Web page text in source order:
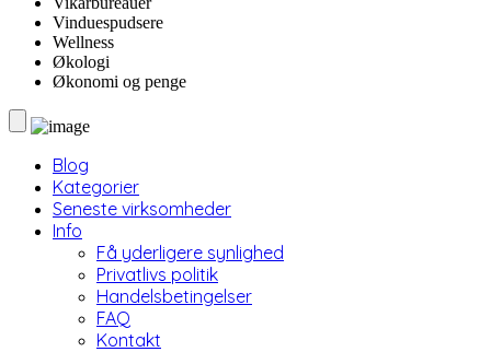
Vinduespudsere
Wellness
Økologi
Økonomi og penge
Blog
Kategorier
Seneste virksomheder
Info
Få yderligere synlighed
Privatlivs politik
Handelsbetingelser
FAQ
Kontakt